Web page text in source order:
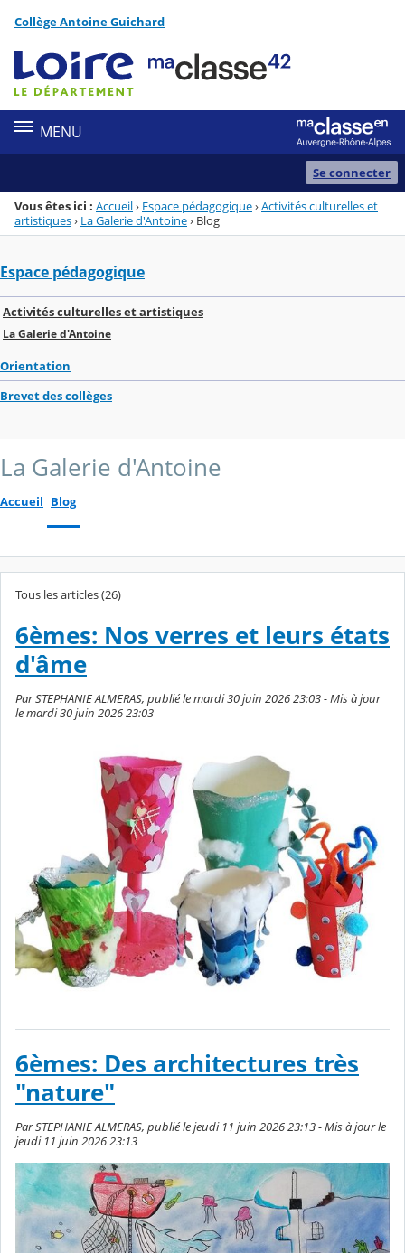
Menu de la rubrique
Contenu
Collège Antoine Guichard
MENU
Se connecter
Vous êtes ici : Accueil› Espace pédagogique›Activités culturelles et
artistiques› La Galerie d'Antoine› Blog
Espace pédagogique
Activités culturelles et artistiques
La Galerie d'Antoine
Orientation
Brevet des collèges
La Galerie d'Antoine
Accueil Blog
Tous les articles (26)
6èmes: Nos verres et leurs états
d'âme
Par STEPHANIE ALMERAS, publié le mardi 30 juin 2026 23:03 - Mis à jour
le mardi 30 juin 2026 23:03
6èmes: Des architectures très
"nature"
Par STEPHANIE ALMERAS, publié le jeudi 11 juin 2026 23:13 - Mis à jour le
jeudi 11 juin 2026 23:13